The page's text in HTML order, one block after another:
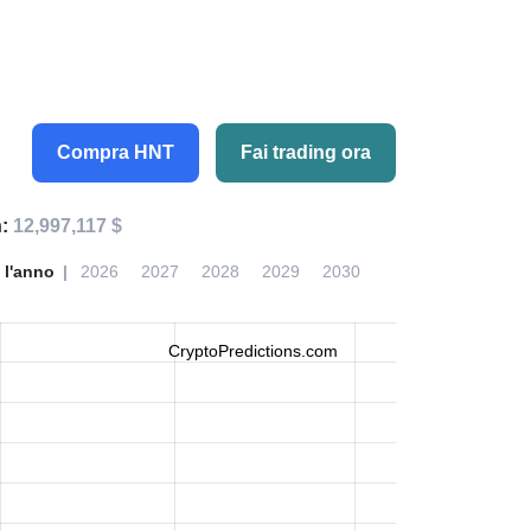
Compra HNT Fai trading ora
12,997,117 $
l'anno 2026 2027 2028 2029 2030
CryptoPredictions.com